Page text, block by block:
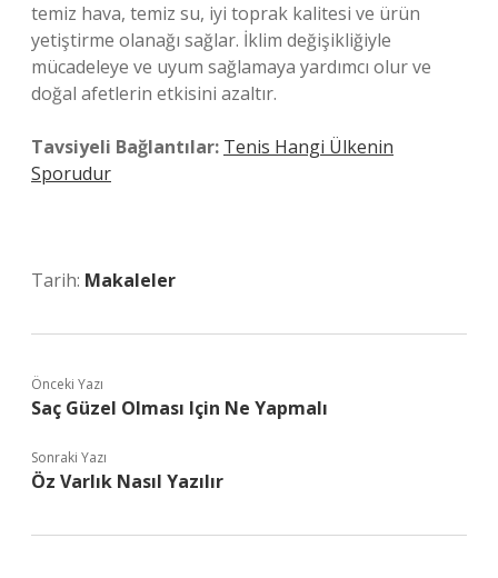
temiz hava, temiz su, iyi toprak kalitesi ve ürün
yetiştirme olanağı sağlar. İklim değişikliğiyle
mücadeleye ve uyum sağlamaya yardımcı olur ve
doğal afetlerin etkisini azaltır.
Tavsiyeli Bağlantılar: Tenis Hangi Ülkenin
Sporudur
Tarih: Makaleler
Önceki Yazı
Saç Güzel Olması Için Ne Yapmalı
Sonraki Yazı
Öz Varlık Nasıl Yazılır